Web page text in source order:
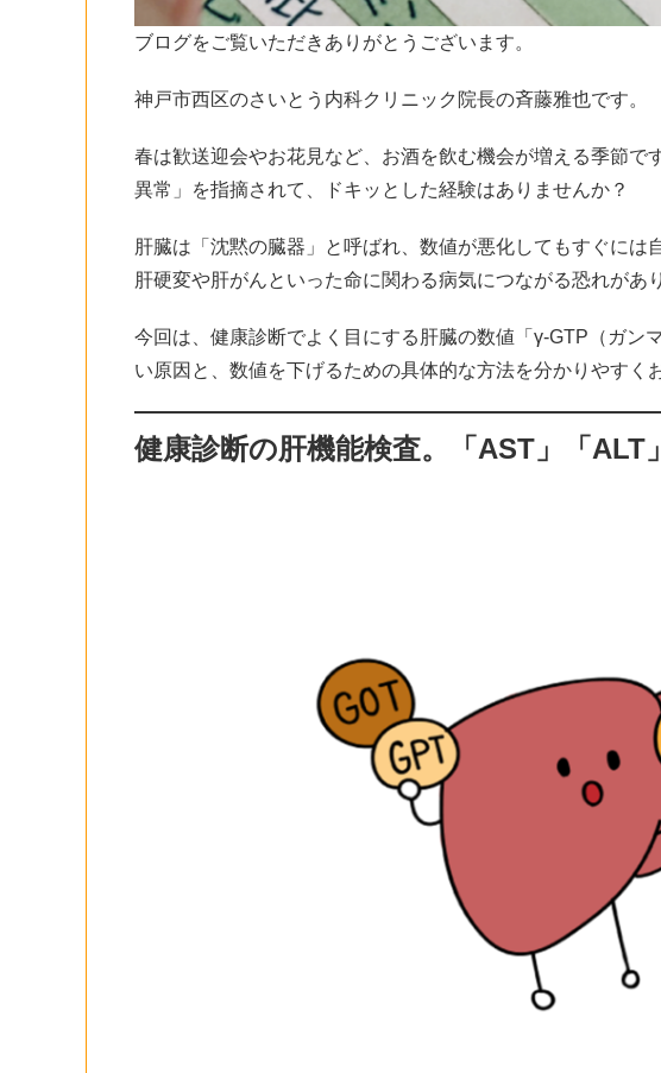
ブログをご覧いただきありがとうございます。
神戸市西区のさいとう内科クリニック院長の斉藤雅也です。
春は歓送迎会やお花見など、お酒を飲む機会が増える季節で
異常」を指摘されて、ドキッとした経験はありませんか？
肝臓は「沈黙の臓器」と呼ばれ、数値が悪化してもすぐには
肝硬変や肝がんといった命に関わる病気につながる恐れがあ
今回は、健康診断でよく目にする肝臓の数値「γ-GTP（ガン
い原因と、数値を下げるための具体的な方法を分かりやすく
健康診断の肝機能検査。「AST」「ALT